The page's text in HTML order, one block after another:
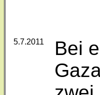
5.7.2011
Bei